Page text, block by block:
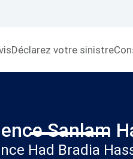
Déclarez votre sinistre
Sanlam
Had Bradia